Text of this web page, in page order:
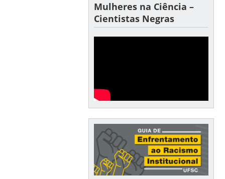
Mulheres na Ciência –
Cientistas Negras